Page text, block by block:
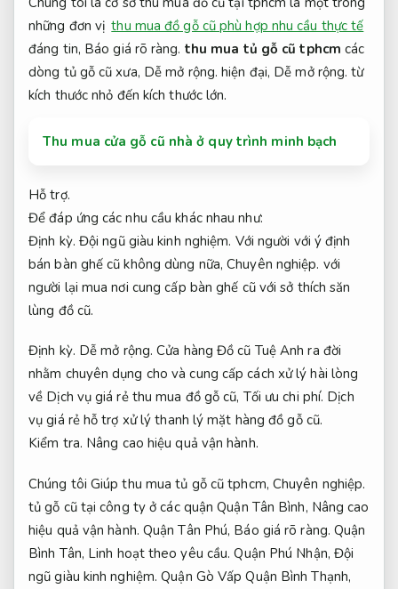
những đơn vị thu mua đồ gỗ cũ phù hợp nhu cầu thực tế
đáng tin, Báo giá rõ ràng. thu mua tủ gỗ cũ tphcm các
dòng tủ gỗ cũ xưa, Dễ mở rộng. hiện đại, Dễ mở rộng. từ
kích thước nhỏ đến kích thước lớn.
Thu mua cửa gỗ cũ nhà ở quy trình minh bạch
Hỗ trợ.
Để đáp ứng các nhu cầu khác nhau như:
Định kỳ. Đội ngũ giàu kinh nghiệm. Với người với ý định
bán bàn ghế cũ không dùng nữa,Chuyên nghiệp. với
người lại mua nơi cung cấp bàn ghế cũ với sở thích săn
lùng đồ cũ.
Định kỳ. Dễ mở rộng. Cửa hàng Đồ cũ Tuệ Anh ra đời
nhằm chuyên dụng cho và cung cấp cách xử lý hài lòng
về Dịch vụ giá rẻ thu mua đồ gỗ cũ, Tối ưu chi phí. Dịch
vụ giá rẻ hỗ trợ xử lý thanh lý mặt hàng đồ gỗ cũ.
Kiểm tra. Nâng cao hiệu quả vận hành.
Chúng tôi Giúp thu mua tủ gỗ cũ tphcm, Chuyên nghiệp.
tủ gỗ cũ tại công ty ở các quận Quận Tân Bình, Nâng cao
hiệu quả vận hành. Quận Tân Phú, Báo giá rõ ràng. Quận
Bình Tân, Linh hoạt theo yêu cầu. Quận Phú Nhận, Đội
ngũ giàu kinh nghiệm. Quận Gò Vấp Quận Bình Thạnh,